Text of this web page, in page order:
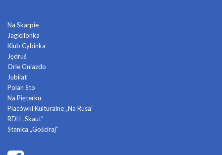
Na Skarpie
Jagiellonka
Klub Cybinka
Jędruś
Orle Gniazdo
Jubilat
Polan Sto
Na Pięterku
Placówki Kulturalne „Na Rusa”
RDH „Skaut”
Stanica „Gościraj”